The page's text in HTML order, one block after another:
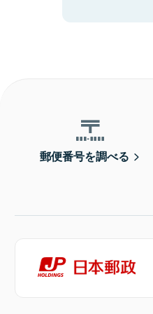
郵便番号を調べる